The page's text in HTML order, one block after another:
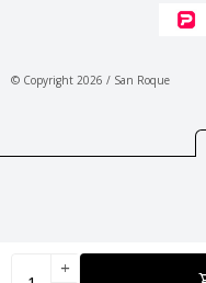
add
© Copyright 2026 / San Roque